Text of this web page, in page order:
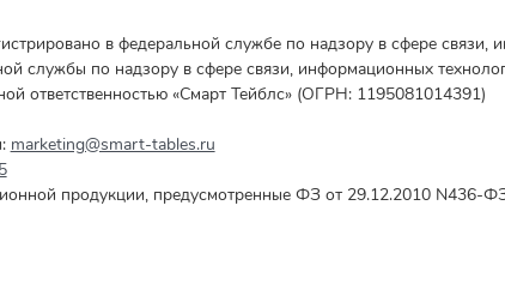
в федеральной службе по надзору в сфере
службы по надзору в сфере связи, информационных
ответственностью «Смарт Тейблс» (ОГРН: 1195081014391)
marketing@smart-tables.ru
продукции, предусмотренные ФЗ от 29.12.2010